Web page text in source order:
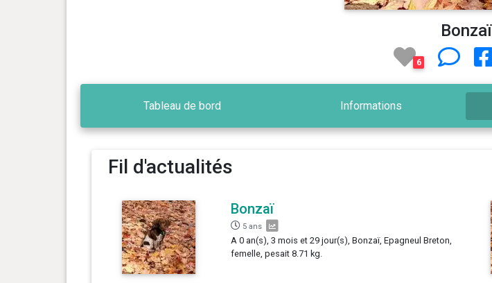
Bonzaï
6
Tableau de bord Informations
Fil d'actualités
Bonzaï
5 ans
A 0 an(s), 3 mois et 29 jour(s), Bonzaï, Epagneul Breton,
femelle, pesait 8.71 kg.